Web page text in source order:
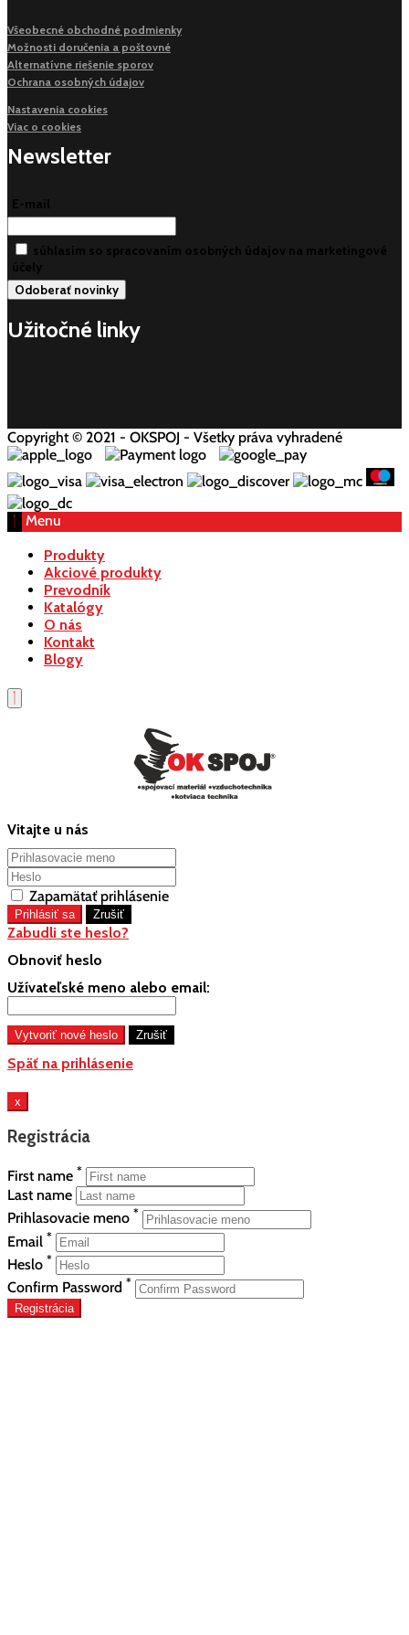
Všeobecné obchodné podmienky
Možnosti doručenia a poštovné
Alternatívne riešenie sporov
Ochrana osobných údajov
Nastavenia cookies
Viac o cookies
Newsletter
E-mail
súhlasim so spracovaním osobných údajov na marketingové
účely
Užitočné linky
Copyright © 2021 - OKSPOJ - Všetky práva vyhradené
Menu
Produkty
Akciové produkty
Prevodník
Katalógy
O nás
Kontakt
Blogy
Vitajte u nás
Zapamätať prihlásenie
Zabudli ste heslo?
Obnoviť heslo
Užívateľské meno alebo email:
Späť na prihlásenie
x
Registrácia
First name *
Last name
Prihlasovacie meno *
Email *
Heslo *
Confirm Password *
Registrácia